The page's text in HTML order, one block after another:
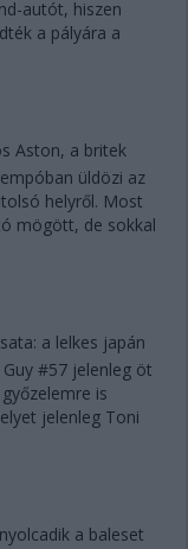
autót, hiszen
a pályára a
Aston, a britek
üldözi az
helyről. Most
mögött, de sokkal
a lelkes japán
#57 jelenleg öt
is
jelenleg Toni
a baleset